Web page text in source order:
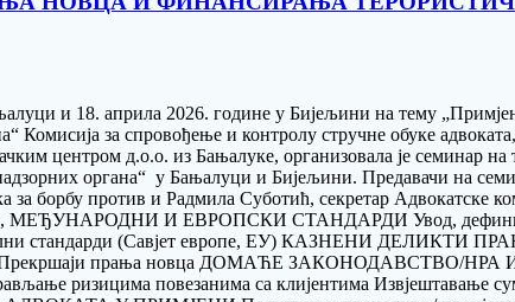
и 18. априла 2026. године у Бијељини на тему
Комисија за спровођење и контролу стручне обуке
центром д.о.о. из Бањалуке, организовала је семинар
органа“ у Бањалуци и Бијељини. Предавачи на
борбу против и Радмила Суботић, секретар Адвокатске
И ЕВРОПСКИ СТАНДАРДИ Увод,
стандарди (Савјет европе, ЕУ) КАЗНЕНИ ДЕЛИКТИ
Прекршаји прања новца ДОМАЋЕ ЗАКОНОДАВСТВО/НРА
ризицима повезанима са клијентима Извјештавање